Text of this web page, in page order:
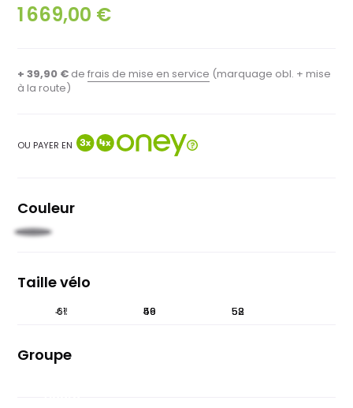
1 669,00 €
+ 39,90 €de frais de mise en service (marquage obl. + mise
à la route)
OU PAYER EN
Couleur
Blanc
Taille vélo
44 49 52
54 56 58
61
Groupe